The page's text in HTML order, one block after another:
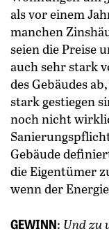
als vor einem
manchen
seien die Preise
auch sehr stark
des Gebäudes
stark gestiegen
noch nicht
Gebäude
die Eigentümer
wenn der
GEWINN: Und zu